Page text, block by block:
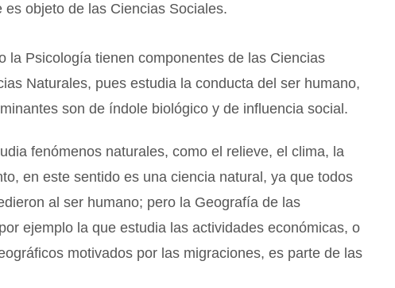
es objeto de las Ciencias Sociales.
la Psicología tienen componentes de las Ciencias
Naturales, pues estudia la conducta del ser humano,
son de índole biológico y de influencia social.
fenómenos naturales, como el relieve, el clima, la
en este sentido es una ciencia natural, ya que todos
al ser humano; pero la Geografía de las
ejemplo la que estudia las actividades económicas, o
motivados por las migraciones, es parte de las